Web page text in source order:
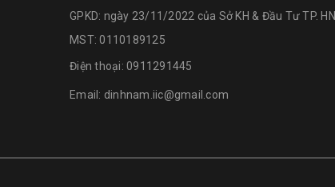
GPKD: ngày 23/11/2022 của Sở KH & Đầu Tư TP. HN
MST: 0110189125
Điện thoại: 0911291445
Email: dinhnam.iic@gmail.com